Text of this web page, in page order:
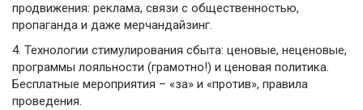
продвижения: реклама, связи с общественностью,
пропаганда и даже мерчандайзинг.
4. Технологии стимулирования сбыта: ценовые, неценовые,
программы лояльности (грамотно!) и ценовая политика.
Бесплатные мероприятия – «за» и «против», правила
проведения.